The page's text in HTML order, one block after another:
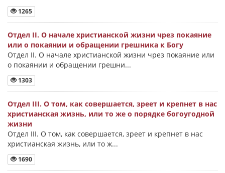
1265
Отдел II. О начале христианской жизни чрез покаяние
или о покаянии и обращении грешника к Богу
Отдел II. О начале христианской жизни чрез покаяние или
о покаянии и обращении грешни...
1303
Отдел III. О том, как совершается, зреет и крепнет в нас
христианская жизнь, или то же о порядке богоугодной
жизни
Отдел III. О том, как совершается, зреет и крепнет в нас
христианская жизнь, или то ж...
1690